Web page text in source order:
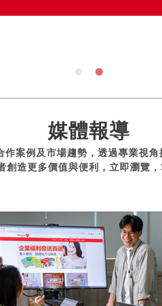
媒體報導
作案例及市場趨勢，透過專業視
創造更多價值與便利，立即瀏覽